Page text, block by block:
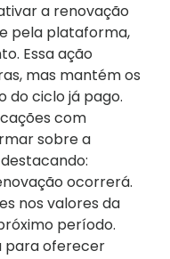
a renovação
pela plataforma,
Essa ação
mas mantém os
do ciclo já pago.
com
sobre a
ocorrerá.
nos valores da
período.
para oferecer